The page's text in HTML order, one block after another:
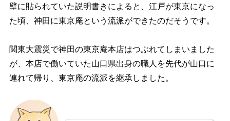
壁に貼られていた説明書きによると、江戸が東京になっ
た頃、神田に東京庵という流派ができたのだそうです。
関東大震災で神田の東京庵本店はつぶれてしまいました
が、本店で働いていた山口県出身の職人を先代が山口に
連れて帰り、東京庵の流派を継承しました。